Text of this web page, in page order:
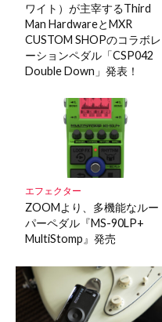
ワイト）が主宰するThird
Man HardwareとMXR
CUSTOM SHOPのコラボレ
ーションペダル「CSP042
Double Down」発表！
エフェクター
ZOOMより、多機能なルー
パーペダル『MS-90LP+
MultiStomp』発売